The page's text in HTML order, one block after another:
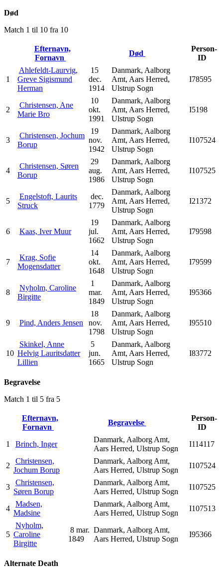
Død
Match 1 til 10 fra 10
Efternavn,
Fornavn
Død
Person-
ID
1
Ahlefeldt-Laurvig,
Greve Sigismund
Herman
15
dec.
1914
Danmark, Aalborg
Amt, Aars Herred,
Ulstrup Sogn
I78595
2
Christensen, Ane
Marie Bro
10
okt.
1991
Danmark, Aalborg
Amt, Aars Herred,
Ulstrup Sogn
I5198
3
Christensen, Jochum
Borup
19
nov.
1942
Danmark, Aalborg
Amt, Aars Herred,
Ulstrup Sogn
I107524
4
Christensen, Søren
Borup
29
aug.
1986
Danmark, Aalborg
Amt, Aars Herred,
Ulstrup Sogn
I107525
5
Engelstoft, Laurits
Struck
dec.
1779
Danmark, Aalborg
Amt, Aars Herred,
Ulstrup Sogn
I21372
6 Kaas, Iver Muur
19
jul.
1662
Danmark, Aalborg
Amt, Aars Herred,
Ulstrup Sogn
I79598
7
Krag, Sofie
Mogensdatter
14
okt.
1648
Danmark, Aalborg
Amt, Aars Herred,
Ulstrup Sogn
I79599
8
Nyholm, Caroline
Birgitte
1
mar.
1849
Danmark, Aalborg
Amt, Aars Herred,
Ulstrup Sogn
I95366
9 Pind, Anders Jensen
18
nov.
1798
Danmark, Aalborg
Amt, Aars Herred,
Ulstrup Sogn
I95510
10
Skinkel, Anne
Helvig Lauritsdatter
Lillien
5
jun.
1665
Danmark, Aalborg
Amt, Aars Herred,
Ulstrup Sogn
I83772
Begravelse
Match 1 til 5 fra 5
Efternavn,
Fornavn
Begravelse
Person-
ID
1
Brinch, Inger
Danmark, Aalborg Amt,
Aars Herred, Ulstrup Sogn
I114117
2
Christensen,
Jochum Borup
Danmark, Aalborg Amt,
Aars Herred, Ulstrup Sogn
I107524
3
Christensen,
Søren Borup
Danmark, Aalborg Amt,
Aars Herred, Ulstrup Sogn
I107525
4
Madsen,
Madsine
Danmark, Aalborg Amt,
Aars Herred, Ulstrup Sogn
I107513
5
Nyholm,
Caroline
Birgitte
8 mar.
1849
Danmark, Aalborg Amt,
Aars Herred, Ulstrup Sogn
I95366
Alternate Death